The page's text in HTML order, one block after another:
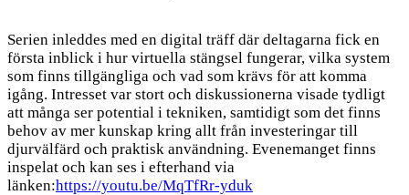
Serien inleddes med en digital träff där deltagarna fick en
första inblick i hur virtuella stängsel fungerar, vilka system
som finns tillgängliga och vad som krävs för att komma
igång. Intresset var stort och diskussionerna visade tydligt
att många ser potential i tekniken, samtidigt som det finns
behov av mer kunskap kring allt från investeringar till
djurvälfärd och praktisk användning. Evenemanget finns
inspelat och kan ses i efterhand via
länken:https://youtu.be/MqTfRr-yduk